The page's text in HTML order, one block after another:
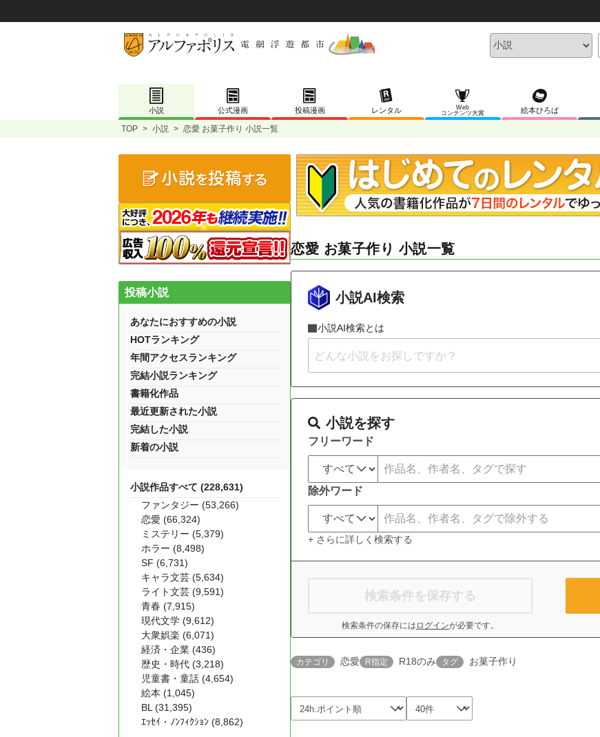
小説 公式漫画 投稿漫画 レンタル
Web
コンテンツ大賞
絵本ひろば
TOP > 小説 > 恋愛 お菓子作り 小説一覧
恋愛 お菓子作り 小説一覧
小説AI検索
小説AI検索とは
小説を探す
フリーワード
除外ワード
+ さらに詳しく検索する
検索条件を保存する
検索条件の保存には ログインが必要です。
カテゴリ 恋愛 R指定 R18のみ タグ お菓子作り
投稿小説
あなたにおすすめの小説
HOTランキング
年間アクセスランキング
完結小説ランキング
書籍化作品
最近更新された小説
完結した小説
新着の小説
小説作品すべて (228,631)
ファンタジー (53,266)
恋愛 (66,324)
ミステリー (5,379)
ホラー (8,498)
SF (6,731)
キャラ文芸 (5,634)
ライト文芸 (9,591)
青春 (7,915)
現代文学 (9,612)
大衆娯楽 (6,071)
経済・企業 (436)
歴史・時代 (3,218)
児童書・童話 (4,654)
絵本 (1,045)
BL (31,395)
ｴｯｾｲ・ﾉﾝﾌｨｸｼｮﾝ (8,862)